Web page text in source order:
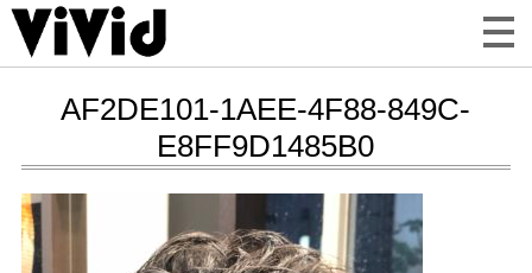
AF2DE101-1AEE-4F88-849C-
E8FF9D1485B0